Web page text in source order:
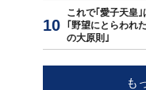
これで｢愛子天皇
｢野望にとらわれ
の大原則｣
も